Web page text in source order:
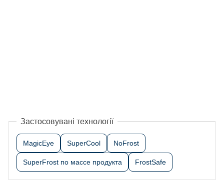
Застосовувані технології
MagicEye SuperCool NoFrost
SuperFrost по массе продукта FrostSafe